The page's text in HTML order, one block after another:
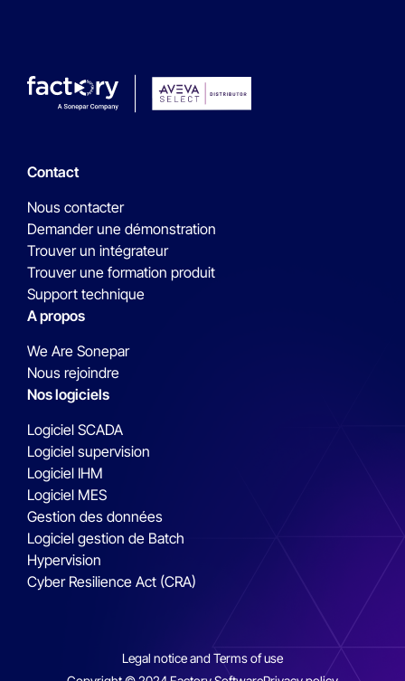
Contact
Nous contacter
Demander une démonstration
Trouver un intégrateur
Trouver une formation produit
Support technique
A propos
We Are Sonepar
Nous rejoindre
Nos logiciels
Logiciel SCADA
Logiciel supervision
Logiciel IHM
Logiciel MES
Gestion des données
Logiciel gestion de Batch
Hypervision
Cyber Resilience Act (CRA)
Legal notice and Terms of use